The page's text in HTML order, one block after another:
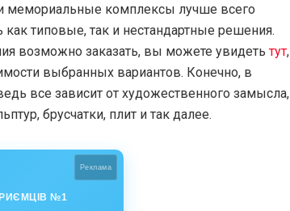
мемориальные комплексы лучше всего
типовые, так и нестандартные решения.
возможно заказать, вы можете увидеть тут,
выбранных вариантов. Конечно, в
все зависит от художественного замысла,
брусчатки, плит и так далее.
Реклама
№1